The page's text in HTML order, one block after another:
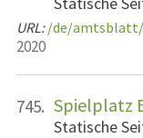
URL: /de/amtsblatt/
2020
745. Spielplatz
Statische